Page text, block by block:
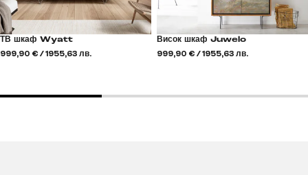
ТВ шкаф Wyatt
999,90 € / 1955,63 лв.
Висок шкаф Juwelo
999,90 € / 1955,63 лв.